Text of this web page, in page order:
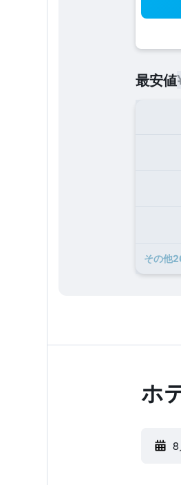
最安値
その他
ホ